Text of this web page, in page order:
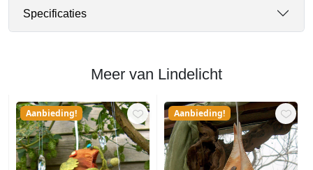
Specificaties
Meer van Lindelicht
Aanbieding! Aanbieding!